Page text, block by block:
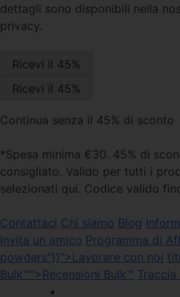
dettagli sono disponibili nella
privacy.
Continua senza il 45% di sconto
*Spesa minima €30. 45% di
consigliato. Valido per tutti i
selezionati qui. Codice valido
Contattaci Chi siamo Blog
Invita un amico Programma di
powders"}}">Lavorare con noi
Bulk™">Recensioni Bulk™